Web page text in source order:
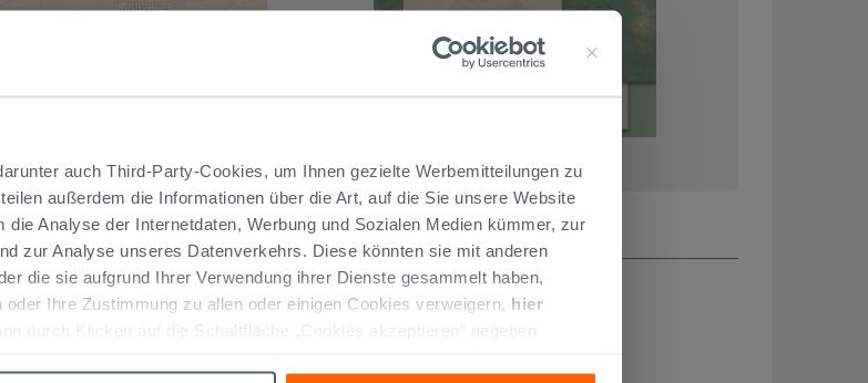
auch Third-Party-Cookies, um Ihnen gezielte Werbemitteilungen zu
außerdem die Informationen über die Art, auf die Sie unsere Website
Analyse der Internetdaten, Werbung und Sozialen Medien kümmer, zur
zur Analyse unseres Datenverkehrs. Diese könnten sie mit anderen
die sie aufgrund Ihrer Verwendung ihrer Dienste gesammelt haben,
Ihre Zustimmung zu allen oder einigen Cookies verweigern, hier
durch Klicken auf die Schaltfläche „Cookies akzeptieren“ gegeben